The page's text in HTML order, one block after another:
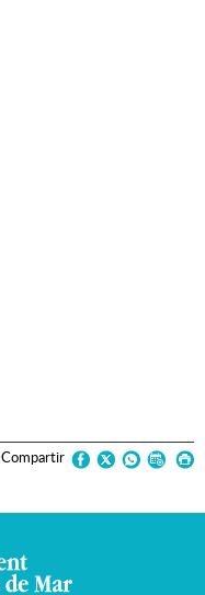
Compartir